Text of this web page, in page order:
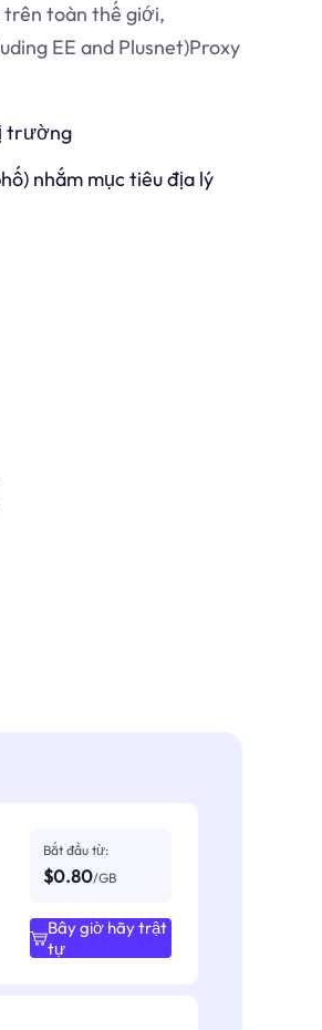
trên toàn thế giới,
EE and Plusnet)Proxy
trường
nhắm mục tiêu địa lý
Bắt đầu từ:
$0.80/GB
Bây giờ hãy trật
tự